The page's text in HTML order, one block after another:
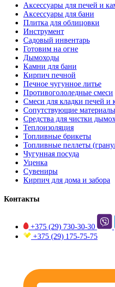
Аксессуары для печей и
Аксессуары для бани
Плитка для облицовки
Инструмент
Садовый инвентарь
Готовим на огне
Дымоходы
Камни для бани
Кирпич печной
Печное чугунное литье
Противогололедные смеси
Смеси для кладки печей и
Сопутствующие
Средства для чистки
Теплоизоляция
Топливные брикеты
Топливные пеллеты
Чугунная посуда
Уценка
Сувениры
Кирпич для дома и забора
Контакты
+375 (29) 730-30-30
+375 (29) 175-75-75